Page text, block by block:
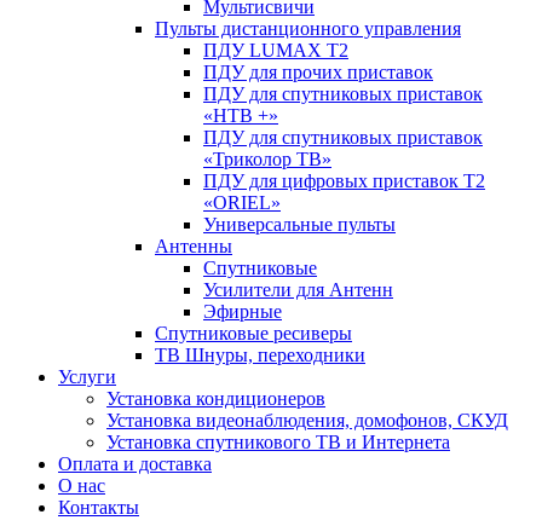
Мультисвичи
Пульты дистанционного управления
ПДУ LUMAX Т2
ПДУ для прочих приставок
ПДУ для спутниковых приставок
«НТВ +»
ПДУ для спутниковых приставок
«Триколор ТВ»
ПДУ для цифровых приставок Т2
«ORIEL»
Универсальные пульты
Антенны
Спутниковые
Усилители для Антенн
Эфирные
Спутниковые ресиверы
ТВ Шнуры, переходники
Услуги
Установка кондиционеров
Установка видеонаблюдения, домофонов, СКУД
Установка спутникового ТВ и Интернета
Оплата и доставка
О нас
Контакты